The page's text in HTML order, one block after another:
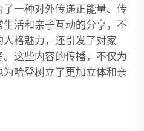
一种对外传递正能量、传
活和亲子互动的分享，不
格魅力，还引发了对家
这些内容的传播，不仅为
哈登树立了更加立体和亲